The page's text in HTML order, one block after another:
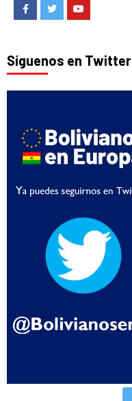
FacebookTwitter
Síguenos en Twitter